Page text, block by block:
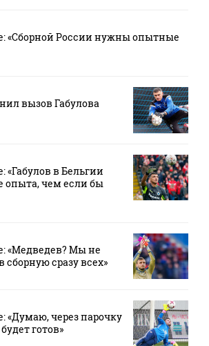
«Сборной России нужны опытные
вызов Габулова
«Габулов в Бельгии
опыта, чем если бы
«Медведев? Мы не
сборную сразу всех»
«Думаю, через парочку
готов»